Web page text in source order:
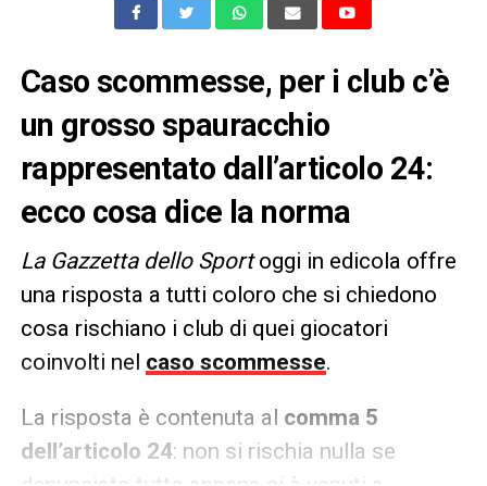
Caso scommesse, per i club c’è
un grosso spauracchio
rappresentato dall’articolo 24:
ecco cosa dice la norma
La Gazzetta dello Sportoggi in edicola offre
una risposta a tutti coloro che si chiedono
cosa rischiano i club di quei giocatori
coinvolti nel caso scommesse.
La risposta è contenuta al comma 5
dell’articolo 24: non si rischia nulla se